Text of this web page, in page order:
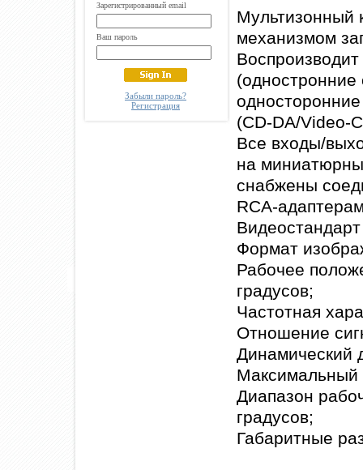
Зарегистрированный email
Ваш пароль
Забыли пароль?
Регистрация
Мультизонный
механизмом
(CD-DA/Video-
Все входы/
на
снабжены
RCA-
Формат
Рабочее
градусов;
Частотная
Отношение
Динамический
Максимальный
Диапазон
градусов;
Габаритные